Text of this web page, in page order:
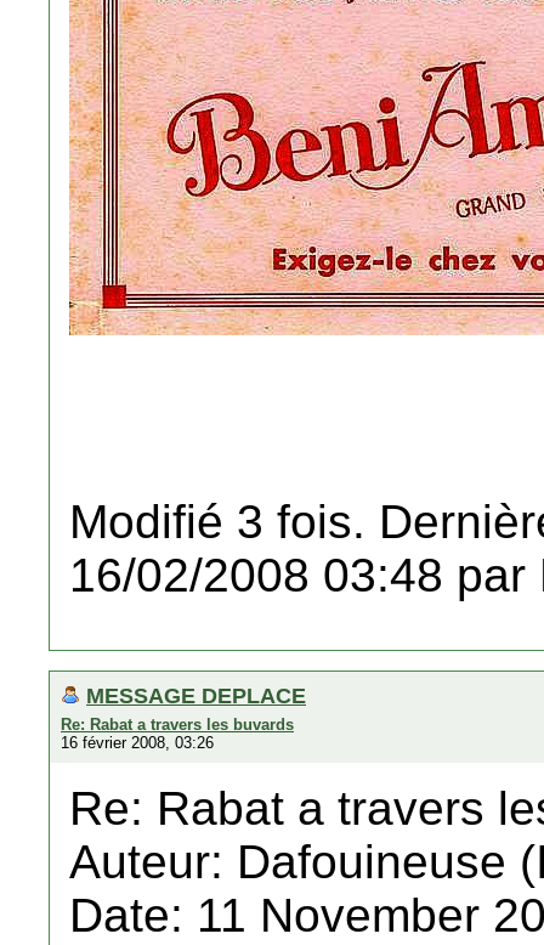
Modifié 3 fois.
16/02/2008 03:48 par
MESSAGE DEPLACE
Re: Rabat a travers les buvards
16 février 2008, 03:26
Re: Rabat a travers
Auteur: Dafouineuse
Date: 11 November